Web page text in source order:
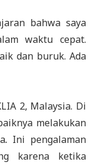
bahwa saya
waktu cepat.
dan buruk. Ada
2, Malaysia. Di
melakukan
. Ini pengalaman
karena ketika